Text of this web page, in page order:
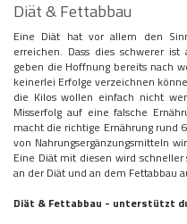
Diät & Fettabbau
Eine Diät hat vor allem den
erreichen. Dass dies schwerer
geben die Hoffnung bereits nach
keinerlei Erfolge verzeichnen
die Kilos wollen einfach nicht
Misserfolg auf eine falsche
macht die richtige Ernährung rund
von Nahrungsergänzungsmitteln
Eine Diät mit diesen wird
an der Diät und an dem Fettabbau
Diät & Fettabbau - unterstützt